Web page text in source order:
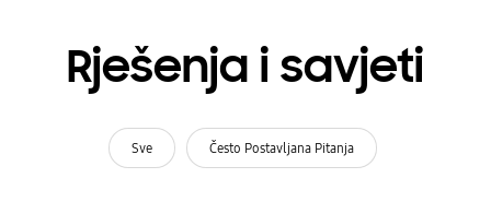
Rješenja i savjeti
Sve Često Postavljana Pitanja